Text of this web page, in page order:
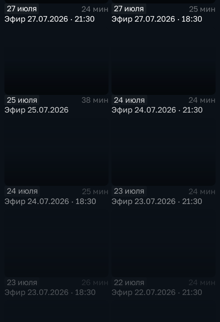
27 июля
24 мин
Эфир 27.07.2026 · 21:30
27 июля
25 мин
Эфир 27.07.2026 · 18:30
25 июля
38 мин
Эфир 25.07.2026
24 июля
24 мин
Эфир 24.07.2026 · 21:30
24 июля
25 мин
Эфир 24.07.2026 · 18:30
23 июля
24 мин
Эфир 23.07.2026 · 21:30
23 июля
26 мин
Эфир 23.07.2026 · 18:30
22 июля
24 мин
Эфир 22.07.2026 · 21:30